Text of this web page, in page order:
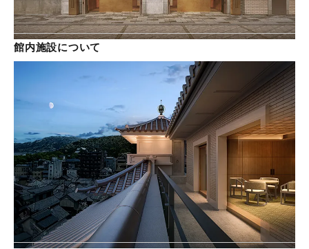
館内施設について